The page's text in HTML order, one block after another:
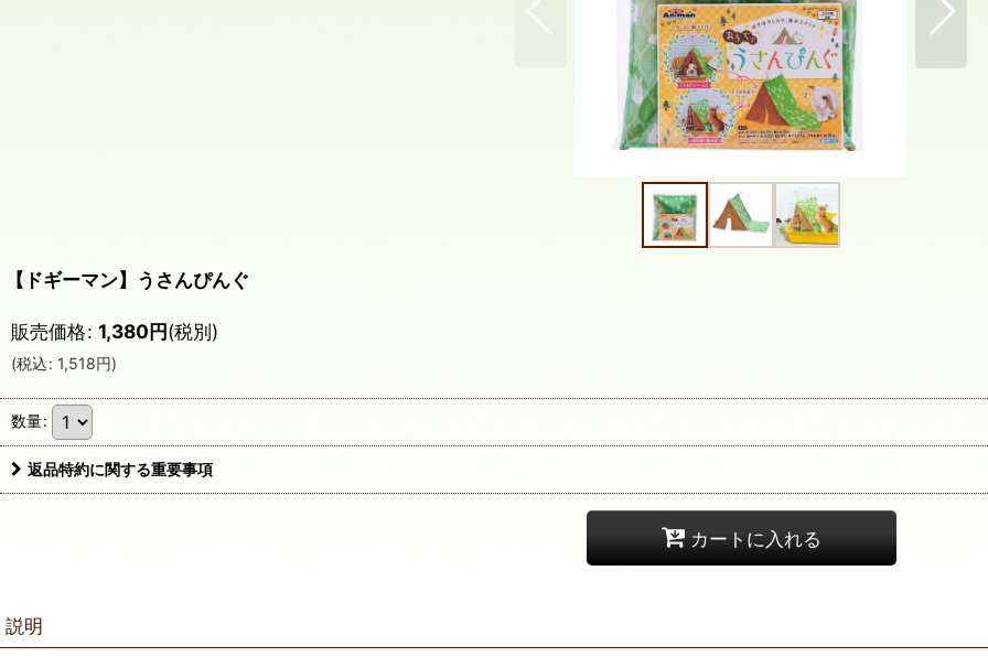
【ドギーマン】うさんぴんぐ
販売価格: 1,380円(税別)
(税込: 1,518円)
数量:
返品特約に関する重要事項
カートに入れる
説明